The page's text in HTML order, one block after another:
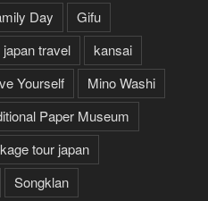
Day
Gifu
japan travel
kansai
Yourself
Mino Washi
Paper Museum
tour japan
Songklan